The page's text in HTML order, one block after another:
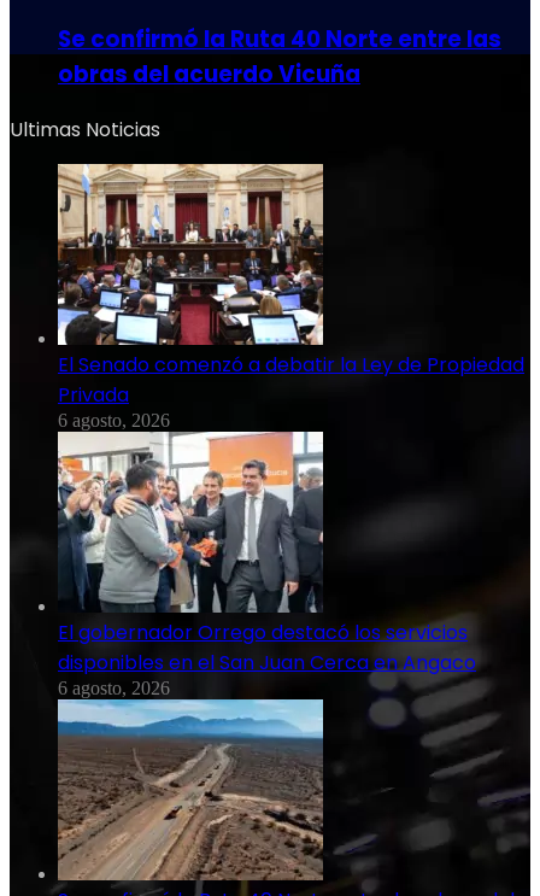
Se confirmó la Ruta 40 Norte entre las
obras del acuerdo Vicuña
Ultimas Noticias
El Senado comenzó a debatir la Ley de Propiedad
Privada
6 agosto, 2026
El gobernador Orrego destacó los servicios
disponibles en el San Juan Cerca en Angaco
6 agosto, 2026